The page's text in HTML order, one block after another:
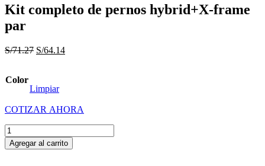
Kit completo de pernos hybrid+X-frame
par
S/71.27 El
S/71.27.
S/64.14El
Color
Limpiar
COTIZAR AHORA
Kit
completo
de
Agregar al carrito